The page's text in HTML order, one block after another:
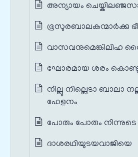
അന്യായം
ഭൂസുരബാലകന്മാര്‍ക്കു
വാസവനുമെങ്കിലിഹ
ഘോരമായ ശരം കൊണ്ടു
നില്ലു നില്ലെടാ ബാലാ
ഹേളനം
പോരും പോരും നിന്നുടെ
ദാശരഥിയുടയവാജിയെ